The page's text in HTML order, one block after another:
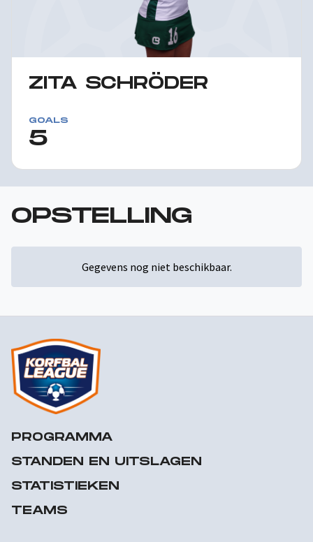
ZITA SCHRÖDER
GOALS
5
OPSTELLING
Gegevens nog niet beschikbaar.
PROGRAMMA
STANDEN EN UITSLAGEN
STATISTIEKEN
TEAMS